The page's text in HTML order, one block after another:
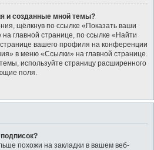
и созданные мной темы?
щёлкнув по ссылке «Показать ваши
главной странице, по ссылке «Найти
вашего профиля на конференции
в меню «Ссылки» на главной странице.
используйте страницу расширенного
поля.
похожи на закладки в вашем веб-